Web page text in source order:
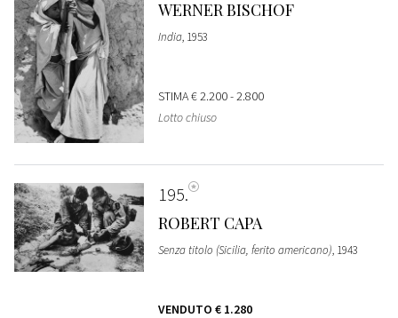
WERNER BISCHOF
India, 1953
STIMA€ 2.200 - 2.800
Lotto chiuso
195
ROBERT CAPA
Senza titolo (Sicilia, ferito americano), 1943
VENDUTO € 1.280